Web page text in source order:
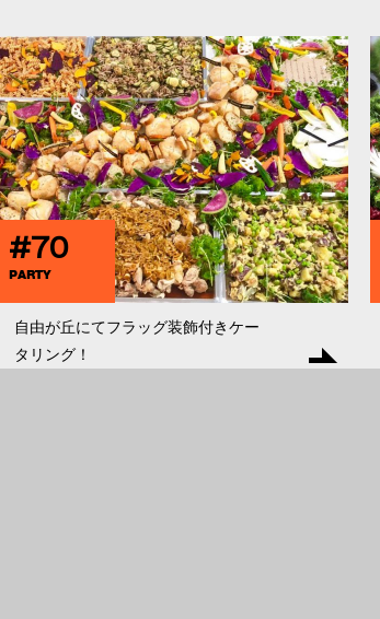
#70
PARTY
自由が丘にてフラッグ装飾付きケー
タリング！